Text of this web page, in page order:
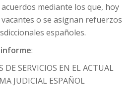
mediante los que, hoy
o se asignan refuerzos
españoles.
:
DE SERVICIOS EN EL ACTUAL
JUDICIAL ESPAÑOL